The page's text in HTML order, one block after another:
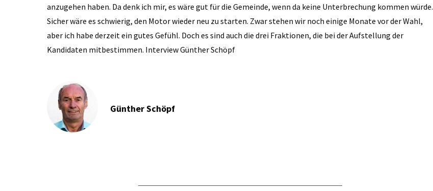
anzugehen haben. Da denk ich mir, es wäre gut für die Gemeinde, wenn da keine Unterbrechung kommen würde.
Sicher wäre es schwierig, den Motor wieder neu zu starten. Zwar stehen wir noch einige Monate vor der Wahl,
aber ich habe derzeit ein gutes Gefühl. Doch es sind auch die drei Fraktionen, die bei der Aufstellung der
Kandidaten mitbestimmen. Interview Günther Schöpf
Günther Schöpf